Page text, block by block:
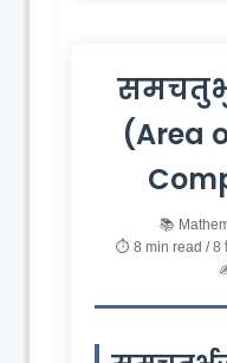
(Area
📚
⏱️ 8 min read / 8